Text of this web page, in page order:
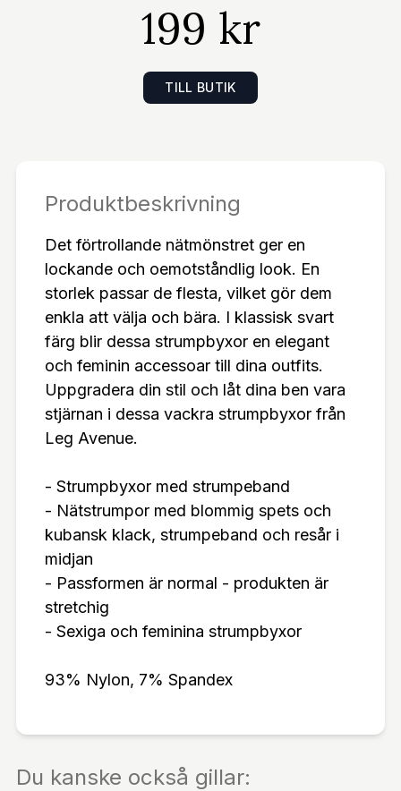
Passformen är normal - produkten är stretchig- S
exiga och feminina strumpbyxor 93% Nylon, 7%
199 kr
TILL BUTIK
Produktbeskrivning
Det förtrollande nätmönstret ger en
lockande och oemotståndlig look. En
storlek passar de flesta, vilket gör dem
enkla att välja och bära. I klassisk svart
färg blir dessa strumpbyxor en elegant
och feminin accessoar till dina outfits.
Uppgradera din stil och låt dina ben vara
stjärnan i dessa vackra strumpbyxor från
Leg Avenue.
- Strumpbyxor med strumpeband
- Nätstrumpor med blommig spets och
kubansk klack, strumpeband och resår i
midjan
- Passformen är normal - produkten är
stretchig
- Sexiga och feminina strumpbyxor
93% Nylon, 7% Spandex
Du kanske också gillar: